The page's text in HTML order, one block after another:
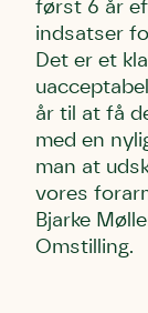
først 6 år
indsatser
Det er et
år til at få
med en
man at
vores
Bjarke
Omstilling.